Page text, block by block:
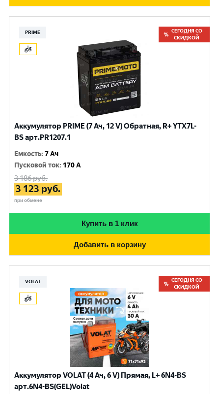
PRIME
СЕГОДНЯ СО
СКИДКОЙ
Аккумулятор PRIME (7 Ач, 12 V) Обратная, R+ YTX7L-
BS арт.PR1207.1
Емкость:7 Ач
Пусковой ток: 170 A
3 186руб.
3 123 руб.
при обмене
Купить в 1 клик
Добавить в корзину
VOLAT
СЕГОДНЯ СО
СКИДКОЙ
Аккумулятор VOLAT (4 Ач, 6 V) Прямая, L+ 6N4-BS
арт.6N4-BS(GEL)Volat